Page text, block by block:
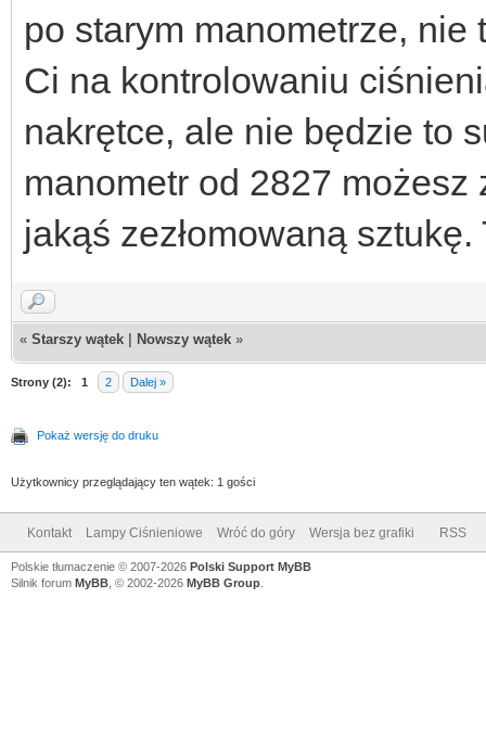
po starym manometrze,
Ci na kontrolowaniu
nakrętce, ale nie będzie to
manometr od 2827
jakąś zezłomowaną
« Starszy wątek Nowszy wątek »
Strony (2): 1 2 Dalej »
Pokaż wersję do druku
Użytkownicy przeglądający ten wątek: 1 gości
Kontakt Lampy Ciśnieniowe Wróć do góry Wersja bez grafiki RSS
Polskie tłumaczenie © 2007-2026 Polski Support MyBB
Silnik forum MyBB , © 2002-2026 MyBB Group